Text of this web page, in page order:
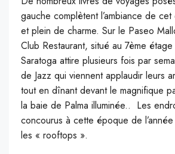
gauche complètent l’ambiance de
et plein de charme. Sur le Paseo
Club Restaurant, situé au 7ème étage
Saratoga attire plusieurs fois par
de Jazz qui viennent applaudir leurs
tout en dînant devant le magnifique
la baie de Palma illuminée.. Les
concourus à cette époque de
les « rooftops ».